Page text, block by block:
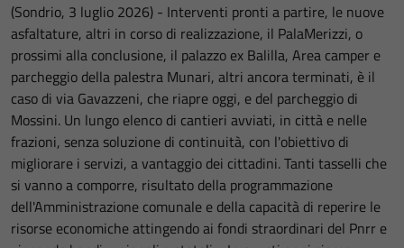
(Sondrio, 3 luglio 2026) - Interventi pronti a partire, le nuove
asfaltature, altri in corso di realizzazione, il PalaMerizzi, o
prossimi alla conclusione, il palazzo ex Balilla, Area camper e
parcheggio della palestra Munari, altri ancora terminati, è il
caso di via Gavazzeni, che riapre oggi, e del parcheggio di
Mossini. Un lungo elenco di cantieri avviati, in città e nelle
frazioni, senza soluzione di continuità, con l'obiettivo di
migliorare i servizi, a vantaggio dei cittadini. Tanti tasselli che
si vanno a comporre, risultato della programmazione
dell'Amministrazione comunale e della capacità di reperire le
risorse economiche attingendo ai fondi straordinari del Pnrr e